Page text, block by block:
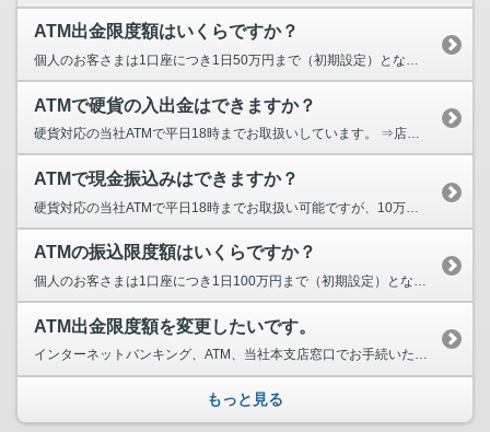
ATM出金限度額はいくらですか？
個人のお客さまは1口座につき1日50万円まで（初期設定）となります。 →70歳以上のお客さま...
ATMで硬貨の入出金はできますか？
硬貨対応の当社ATMで平日18時までお取扱いしています。 ⇒店舗・ATMの検索はこちらから ...
ATMで現金振込みはできますか？
ATMの振込限度額はいくらですか？
個人のお客さまは1口座につき1日100万円まで（初期設定）となります。振込限度額の変更をご...
ATM出金限度額を変更したいです。
インターネットバンキング、ATM、当社本支店窓口でお手続いただけます。 インターネッ...
もっと見る